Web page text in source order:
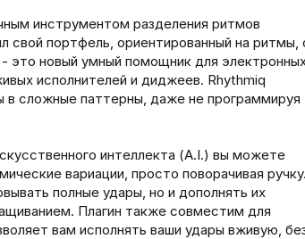
инструментом разделения ритмов
свой портфель, ориентированный на ритмы,
это новый умный помощник для
исполнителей и диджеев. Rhythmiq
сложные паттерны, даже не программируя
интеллекта (A.I.) вы можете
вариации, просто поворачивая
полные удары, но и дополнять их
Плагин также совместим для
вам исполнять ваши удары вживую,